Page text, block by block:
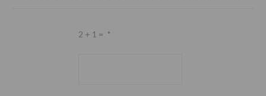
2 + 1 = *